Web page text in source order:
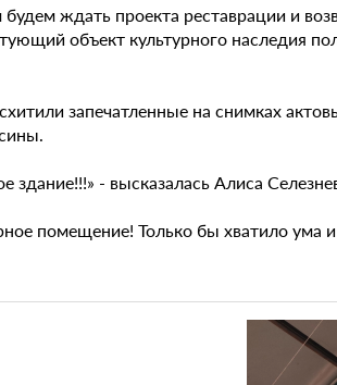
ждать проекта реставрации и
объект культурного наследия
запечатленные на снимках
здание!!!» - высказалась Алиса
помещение! Только бы хватило ума